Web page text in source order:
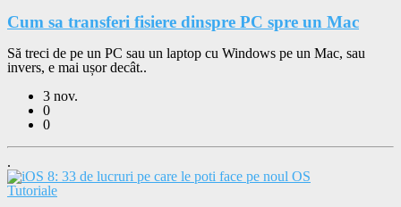
Cum sa transferi fisiere dinspre PC spre un Mac
Să treci de pe un PC sau un laptop cu Windows pe un Mac, sau
invers, e mai ușor decât..
3 nov.
0
0
.
Tutoriale